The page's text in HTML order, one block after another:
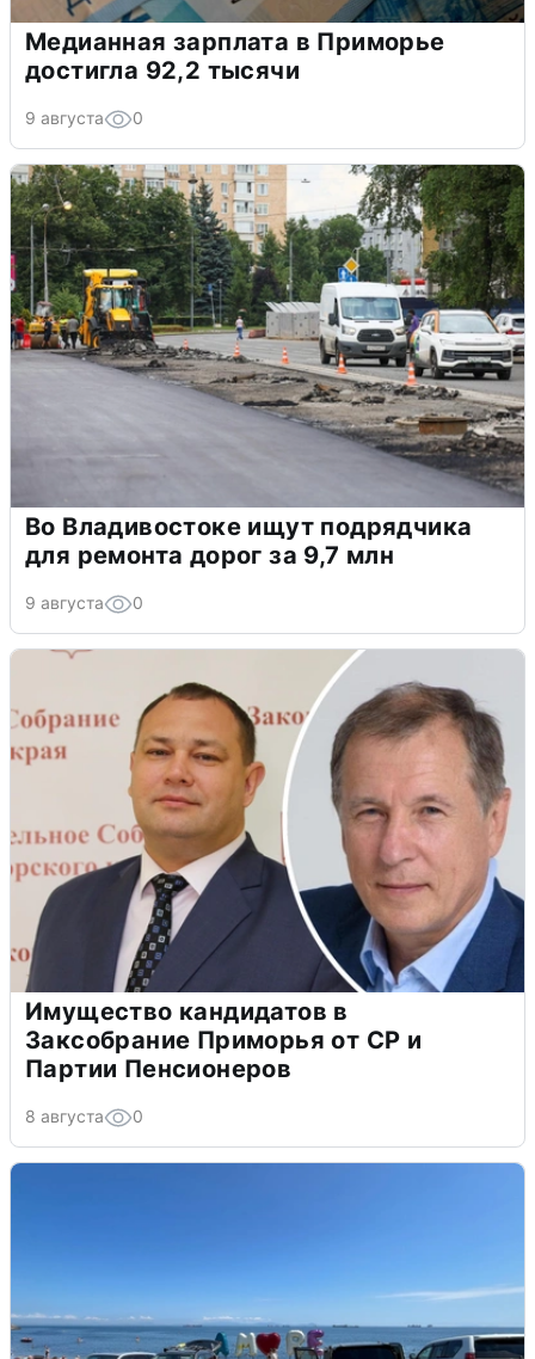
Медианная зарплата в Приморье
достигла 92,2 тысячи
9 августа 0
Во Владивостоке ищут подрядчика
для ремонта дорог за 9,7 млн
9 августа 0
Имущество кандидатов в
Заксобрание Приморья от СР и
Партии Пенсионеров
8 августа 0